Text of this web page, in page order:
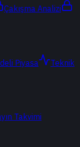
Çakışma Analizi
Piyasa
Teknik
Takvimi